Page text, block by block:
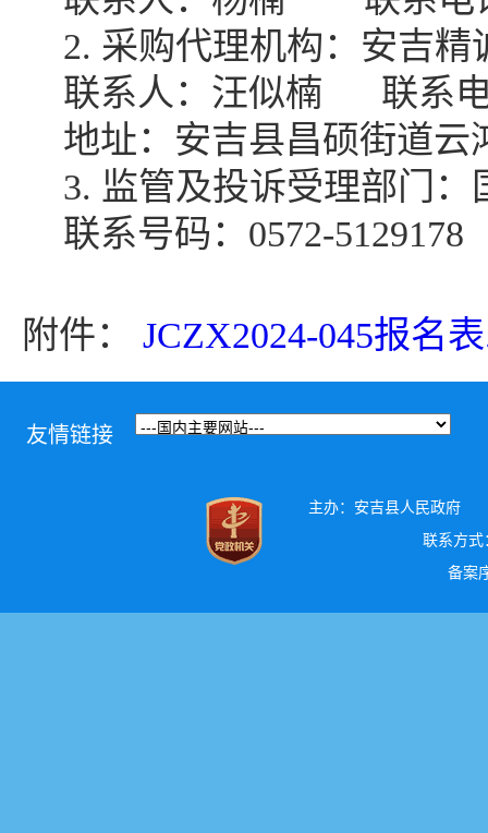
2. 采购代理机构：安吉精
联系人： 汪似楠
联系
地址：安吉县昌硕街道云
3. 监管及投诉受理部门：
联系号码： 0572-5129178
附件： JCZX2024-045报名
友情链接
主办：安吉县人民政府
联系方式
备案